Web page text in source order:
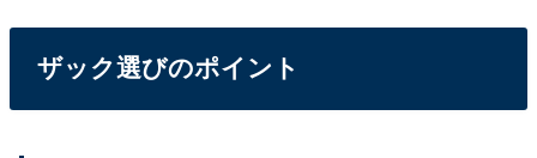
ザック選びのポイント